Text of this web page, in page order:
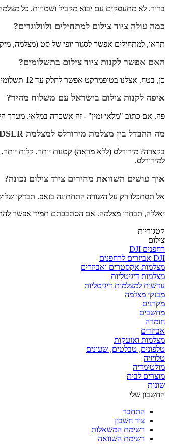
ברור. לא מתעסקים עם יבוא מקביל ושטויות. כל
כמה עולה ציוד צילום למתחילים ולוולוגרים?
תראו, למתחילים אפשר לסגור יופי של סט (מצלמה, מיקרופון למצלמה וחצובה קטנה)
האם אפשר לקנות ציוד צילום בתשלומים?
כן, בטח. אצלנו בטופמרקט אפשר לחלק עד 12 תשלומים ללא ריבית. ציוד צילום זה עסק יקר, אנחנו מבינים את זה.
איפה לקנות צילום בישראל עם משלוח מהיר?
פה. אם כתוב "מלאי זמין" - זה אשכרה במלאי. מערך
מה ההבדל בין מצלמת מירורלס למצלמת DSLR?
למירורלס.
איך עושים השוואת מחירים ציוד צילום נכונה?
אל תסתכלו רק על השורה התחתונה בזאפ. תבדקו שלוש דברים: 1. שזה יבואן רשמי. 2. שאין עמלות פתיחת תיק/ריבית בתשלומים. 3. שיש בכלל אחריות בארץ. מחיר זול מידי
יאללה, תבחרו מצלמה. אם הסתבכתם תמיד אפשר
קטגוריות
צילום
רחפנים DJI
DJI אביזרים לרחפנים
מצלמות אקסטרים ואביזרים
מצלמות דיגיטליות
עדשות למצלמות דיגיטליות
מבזקי מצלמה
מקרנים
מחשבים
חומרה
אביזרים
מצלמות ואזעקות
טלפונים, טבלטים, שעונים
טלויזיה
מולטימדיה
מוצרים לבית
שונות
החשבון שלי
התחבר
צור חשבון
רשימת המשאלות
רשימת השוואה